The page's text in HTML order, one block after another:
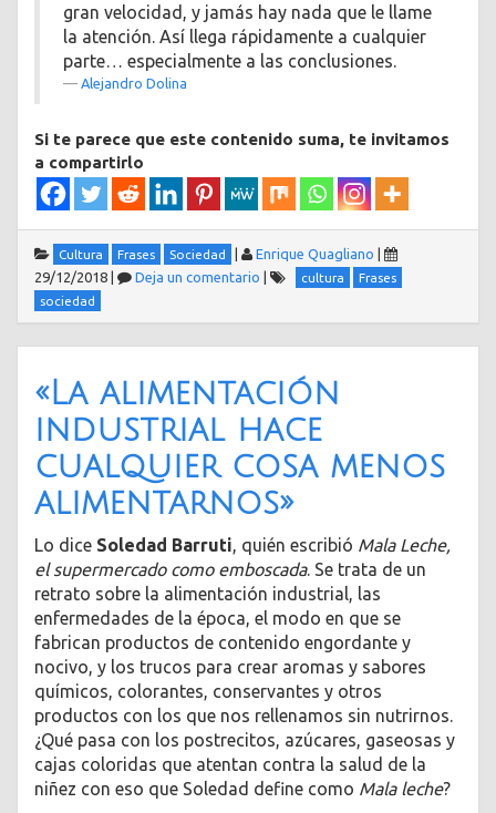
gran velocidad, y jamás hay nada que le llame
la atención. Así llega rápidamente a cualquier
parte… especialmente a las conclusiones.
Alejandro Dolina
Si te parece que este contenido suma, te invitamos
a compartirlo
Cultura Frases Sociedad Enrique Quagliano
29/12/2018
Deja un comentario cultura
Frases
sociedad
«La alimentación
industrial hace
cualquier cosa menos
alimentarnos»
Lo dice Soledad Barruti, quién escribió Mala Leche,
el supermercado como emboscada. Se trata de un
retrato sobre la alimentación industrial, las
enfermedades de la época, el modo en que se
fabrican productos de contenido engordante y
nocivo, y los trucos para crear aromas y sabores
químicos, colorantes, conservantes y otros
productos con los que nos rellenamos sin nutrirnos.
¿Qué pasa con los postrecitos, azúcares, gaseosas y
cajas coloridas que atentan contra la salud de la
niñez con eso que Soledad define como Mala leche?